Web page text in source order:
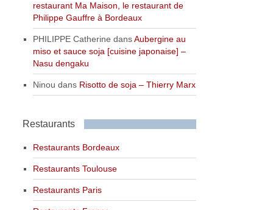
restaurant Ma Maison, le restaurant de
Philippe Gauffre à Bordeaux
PHILIPPE Catherine dansAubergine au
miso et sauce soja [cuisine japonaise] –
Nasu dengaku
Ninou dans Risotto de soja – Thierry Marx
Restaurants
Restaurants Bordeaux
Restaurants Toulouse
Restaurants Paris